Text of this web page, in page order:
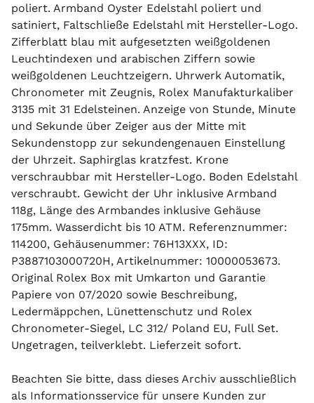
poliert. Armband Oyster Edelstahl poliert und
satiniert, Faltschließe Edelstahl mit Hersteller-Logo.
Zifferblatt blau mit aufgesetzten weißgoldenen
Leuchtindexen und arabischen Ziffern sowie
weißgoldenen Leuchtzeigern. Uhrwerk Automatik,
Chronometer mit Zeugnis, Rolex Manufakturkaliber
3135 mit 31 Edelsteinen. Anzeige von Stunde, Minute
und Sekunde über Zeiger aus der Mitte mit
Sekundenstopp zur sekundengenauen Einstellung
der Uhrzeit. Saphirglas kratzfest. Krone
verschraubbar mit Hersteller-Logo. Boden Edelstahl
verschraubt. Gewicht der Uhr inklusive Armband
118g, Länge des Armbandes inklusive Gehäuse
175mm. Wasserdicht bis 10 ATM. Referenznummer:
114200, Gehäusenummer: 76H13XXX, ID:
P3887103000720H, Artikelnummer: 10000053673.
Original Rolex Box mit Umkarton und Garantie
Papiere von 07/2020 sowie Beschreibung,
Ledermäppchen, Lünettenschutz und Rolex
Chronometer-Siegel, LC 312/ Poland EU, Full Set.
Ungetragen, teilverklebt. Lieferzeit sofort.
Beachten Sie bitte, dass dieses Archiv ausschließlich
als Informationsservice für unsere Kunden zur